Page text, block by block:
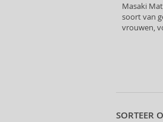
Masaki
soort van
vrouwen,
SORTEER